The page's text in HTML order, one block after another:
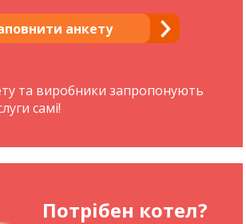
анкету
та виробники запропонують
самі!
Потрібен котел?